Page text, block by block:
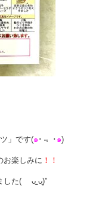
」です(๑ ･﹃ ･ ๑)
お楽しみに ！！
した( ᴗ͈ˬᴗ͈)"